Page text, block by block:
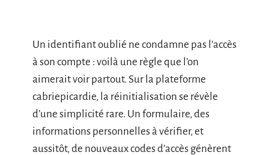
Un identifiant oublié ne condamne pas l’accès
à son compte : voilà une règle que l’on
aimerait voir partout. Sur la plateforme
cabriepicardie, la réinitialisation se révèle
d’une simplicité rare. Un formulaire, des
informations personnelles à vérifier, et
aussitôt, de nouveaux codes d’accès génèrent